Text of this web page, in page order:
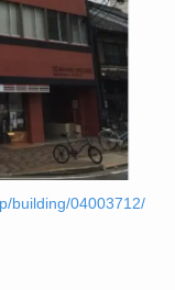
building/04003712/